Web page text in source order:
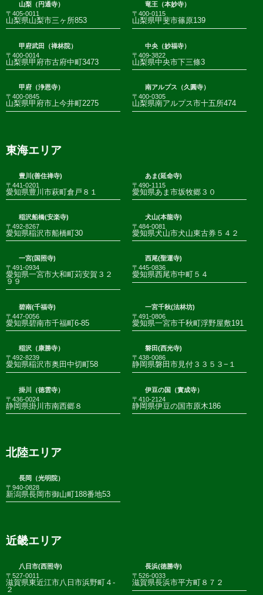
山梨（円通寺）
〒405-0011
山梨県山梨市三ヶ所853
竜王（本妙寺）
〒400-0115
山梨県甲斐市篠原139
甲府武田（禅林院）
〒400-0014
山梨県甲府市古府中町3473
中央（妙福寺）
〒409-3822
山梨県中央市下三條3
甲府（浄恩寺）
〒400-0845
山梨県甲府市上今井町2275
南アルプス（久圓寺）
〒400-0305
山梨県南アルプス市十五所474
東海エリア
豊川(善住禅寺)
〒441-0201
愛知県豊川市萩町倉戸８１
あま(延命寺)
〒490-1115
愛知県あま市坂牧郷３０
稲沢船橋(安楽寺)
〒492-8267
愛知県稲沢市船橋町30
犬山(本龍寺)
〒484-0081
愛知県犬山市犬山東古券５４２
一宮(国照寺)
〒491-0934
愛知県一宮市大和町苅安賀３２
９９
西尾(聖運寺)
〒445-0836
愛知県西尾市中町５４
碧南(千福寺)
〒447-0056
愛知県碧南市千福町6-85
一宮千秋(法林坊)
〒491-0806
愛知県一宮市千秋町浮野屋敷191
稲沢（康勝寺）
〒492-8239
愛知県稲沢市奥田中切町58
磐田(西光寺)
〒438-0086
静岡県磐田市見付３３５３−１
掛川（徳雲寺）
〒436-0024
静岡県掛川市南西郷８
伊豆の国（實成寺）
〒410-2124
静岡県伊豆の国市原木186
北陸エリア
長岡（光明院）
〒940-0828
新潟県長岡市御山町188番地53
近畿エリア
八日市(西照寺)
〒527-0011
滋賀県東近江市八日市浜野町４-
２
長浜(徳勝寺)
〒526-0033
滋賀県長浜市平方町８７２